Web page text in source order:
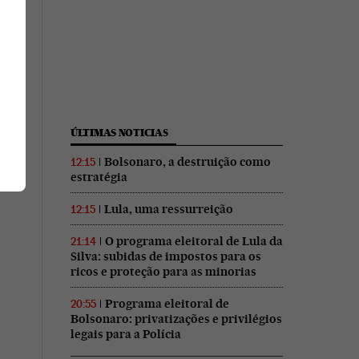
ÚLTIMAS NOTICIAS
12:15
Bolsonaro, a destruição como
estratégia
12:15 Lula, uma ressurreição
21:14
O programa eleitoral de Lula da
Silva: subidas de impostos para os
ricos e proteção para as minorias
20:55
Programa eleitoral de
Bolsonaro: privatizações e privilégios
legais para a Polícia